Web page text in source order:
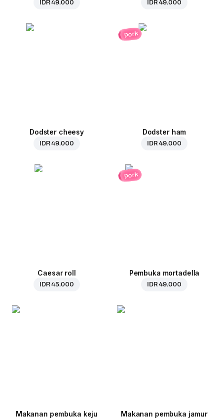
IDR 49.000 IDR 49.000
Dodster cheesy
IDR 49.000
pork
Dodster ham
IDR 49.000
Caesar roll
IDR 45.000
pork
Pembuka mortadella
IDR 49.000
Makanan pembuka keju Makanan pembuka jamur